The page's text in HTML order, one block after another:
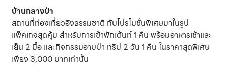
บ้านกลางป่า
สถานที่ท่องเที่ยวอิงธรรมชาติ กับโปรโมชั่นพิเศษมาในรูป
แพ็คเกจสุดคุ้ม สำหรับการเข้าพักเต้นท์ 1 คืน พร้อมอาหารเช้าและ
เย็น 2 มื้อ และกิจกรรมอาบป่า ทริป 2 วัน 1 คืน ในราคาสุดพิเศษ
เพียง 3,000 บาทเท่านั้น